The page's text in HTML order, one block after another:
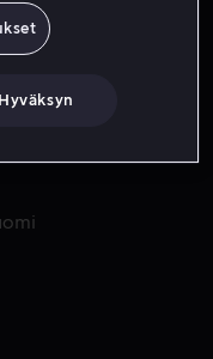
kaikki muuttuu.
Cornish
Hyväksyn